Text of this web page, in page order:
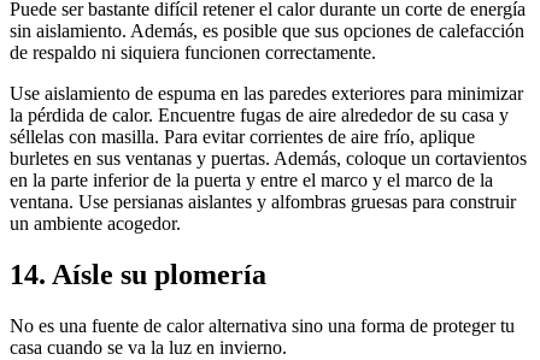
Puede ser bastante difícil retener el calor durante un corte de energía
sin aislamiento. Además, es posible que sus opciones de calefacción
de respaldo ni siquiera funcionen correctamente.
Use aislamiento de espuma en las paredes exteriores para minimizar
la pérdida de calor. Encuentre fugas de aire alrededor de su casa y
séllelas con masilla. Para evitar corrientes de aire frío, aplique
burletes en sus ventanas y puertas. Además, coloque un cortavientos
en la parte inferior de la puerta y entre el marco y el marco de la
ventana. Use persianas aislantes y alfombras gruesas para construir
un ambiente acogedor.
14. Aísle su plomería
No es una fuente de calor alternativa sino una forma de proteger tu
casa cuando se va la luz en invierno.